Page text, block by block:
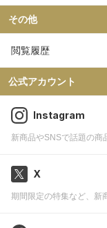
その他
閲覧履歴
公式アカウント
Instagram
新商品やSNSで話題の商
X
期間限定の特集など、新